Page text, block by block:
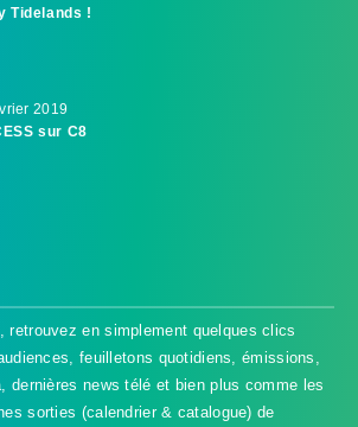
Tidelands !
2019
sur C8
retrouvez en simplement quelques clics
feuilletons quotidiens, émissions,
dernières news télé et bien plus comme les
sorties (calendrier & catalogue) de